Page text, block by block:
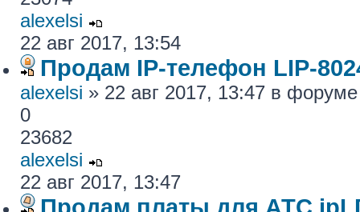
alexelsi
22 авг 2017, 13:54
Продам IP-телефон LIP-
alexelsi » 22 авг 2017, 13:47 в
0
23682
alexelsi
22 авг 2017, 13:47